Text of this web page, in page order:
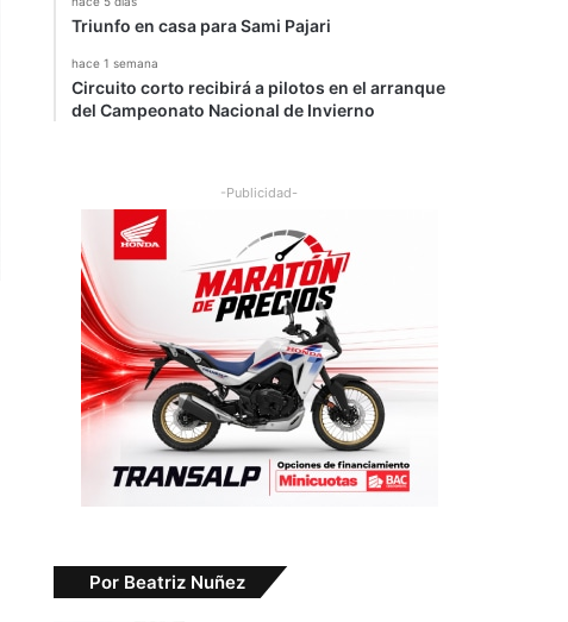
Triunfo en casa para Sami Pajari
hace 1 semana
Circuito corto recibirá a pilotos en el arranque
del Campeonato Nacional de Invierno
-Publicidad-
Por Beatriz Nuñez